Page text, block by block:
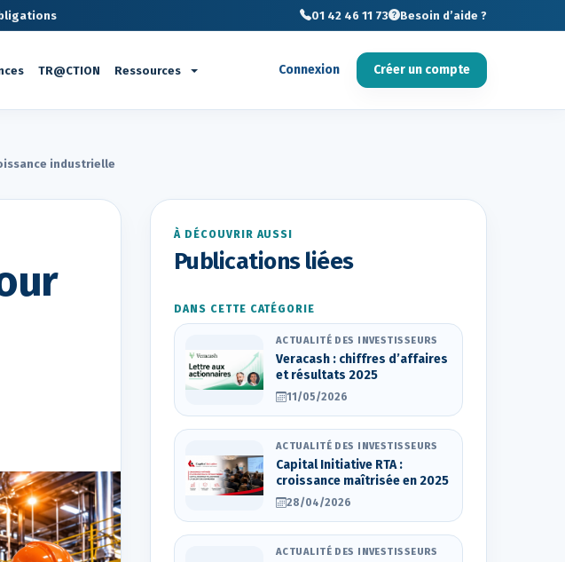
01 42 46 11 73 Besoin d’aide ?
TR@CTION Ressources Connexion Créer un compte
industrielle
À DÉCOUVRIR AUSSI
Publications liées
DANS CETTE CATÉGORIE
ACTUALITÉ DES INVESTISSEURS
Veracash : chiffres d’affaires
et résultats 2025
11/05/2026
ACTUALITÉ DES INVESTISSEURS
Capital Initiative RTA :
croissance maîtrisée en 2025
28/04/2026
ACTUALITÉ DES INVESTISSEURS